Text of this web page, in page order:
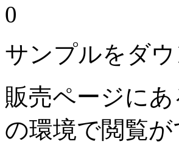
0
サンプルをダ
販売ページに
の環境で閲覧